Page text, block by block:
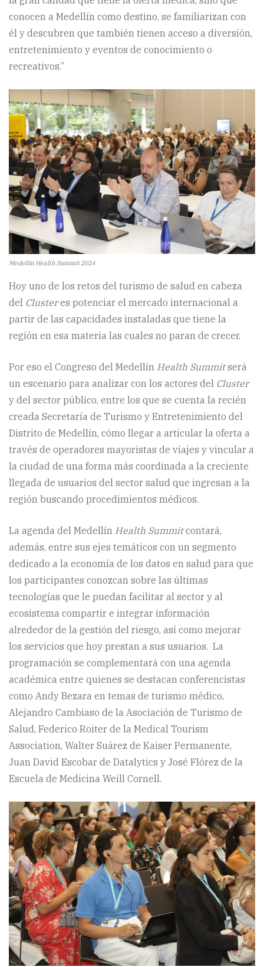
conocen a Medellín como destino, se familiarizan con
él y descubren que también tienen acceso a diversión,
entretenimiento y eventos de conocimiento o
recreativos.”
Medellín Health Summit 2024
Hoy uno de los retos del turismo de salud en cabeza
del Clusteres potenciar el mercado internacional a
partir de las capacidades instaladas que tiene la
región en esa materia las cuales no paran de crecer.
Por eso el Congreso del Medellín Health Summitserá
un escenario para analizar con los actores del Cluster
y del sector público, entre los que se cuenta la recién
creada Secretaría de Turismo y Entretenimiento del
Distrito de Medellín, cómo llegar a articular la oferta a
través de operadores mayoristas de viajes y vincular a
la ciudad de una forma más coordinada a la creciente
llegada de usuarios del sector salud que ingresan a la
región buscando procedimientos médicos.
La agenda del Medellín Health Summitcontará,
además, entre sus ejes temáticos con un segmento
dedicado a la economía de los datos en salud para que
los participantes conozcan sobre las últimas
tecnologías que le puedan facilitar al sector y al
ecosistema compartir e integrar información
alrededor de la gestión del riesgo, así como mejorar
los servicios que hoy prestan a sus usuarios. La
programación se complementará con una agenda
académica entre quienes se destacan conferencistas
como Andy Bezara en temas de turismo médico,
Alejandro Cambiaso de la Asociación de Turismo de
Salud, Federico Roiter de la Medical Tourism
Association, Walter Suárez de Kaiser Permanente,
Juan David Escobar de Datalytics y José Flórez de la
Escuela de Medicina Weill Cornell.